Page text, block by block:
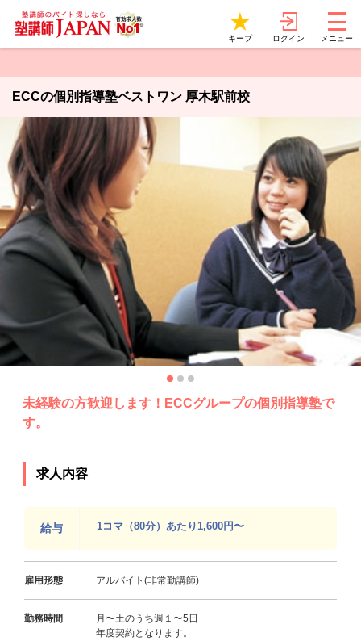
キープ ログイン メニュー
ECCの個別指導塾ベストワン 厚木駅前校
未経験の方歓迎します！ECCグループの個別指導塾で
す。
求人内容
給与 1コマ（80分）あたり1,600円〜
雇用形態 アルバイト(非常勤講師)
勤務時間
月〜土のうち週１〜5日
年度契約となります。